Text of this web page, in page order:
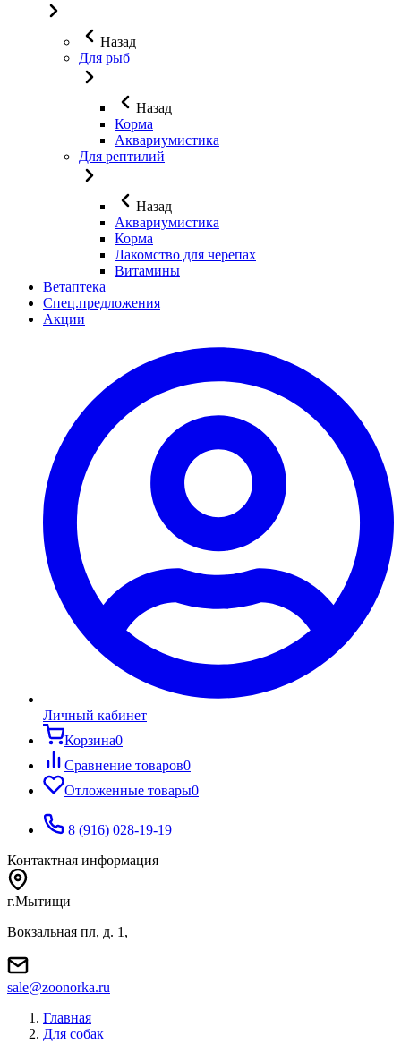
Назад
Для рыб
Назад
Корма
Аквариумистика
Для рептилий
Назад
Аквариумистика
Корма
Лакомство для черепах
Витамины
Ветаптека
Спец.предложения
Акции
Личный кабинет
Корзина0
Сравнение товаров0
Отложенные товары0
8 (916) 028-19-19
Контактная информация
г.Мытищи
Вокзальная пл, д. 1,
sale@zoonorka.ru
Главная
Для собак